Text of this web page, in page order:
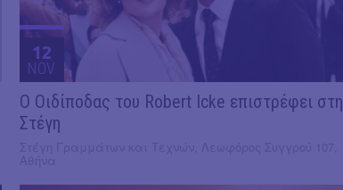
12
NOV
O Οιδίποδας του Robert Icke επιστρέφει στη
Στέγη